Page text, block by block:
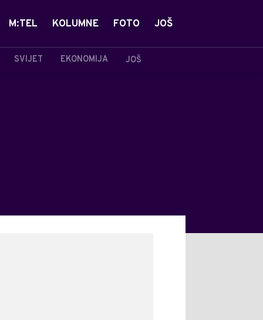
SVIJET EKONOMIJA JOŠ
M:TEL KOLUMNE FOTO JOŠ